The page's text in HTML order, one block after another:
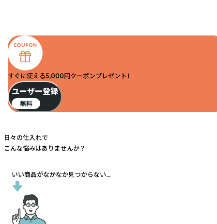
すぐに使える5,000円クーポンプレゼント！
ユーザー登録
無料
日々の仕入れで
こんな悩みはありませんか？
いい商品がなかなか見つからない...